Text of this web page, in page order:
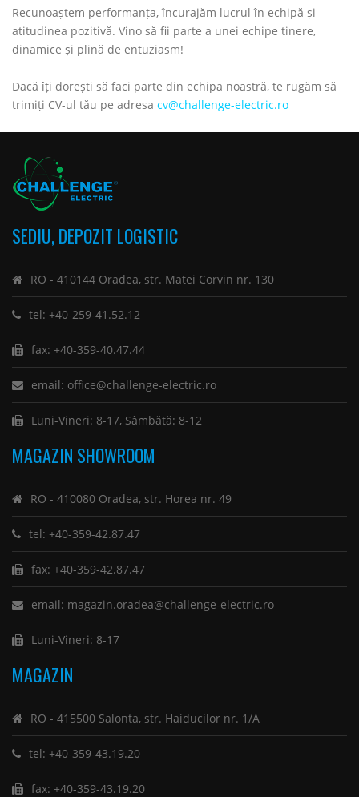
Recunoaștem performanța, încurajăm lucrul în echipă și
atitudinea pozitivă. Vino să fii parte a unei echipe tinere,
dinamice și plină de entuziasm!
Dacă îți dorești să faci parte din echipa noastră, te rugăm să
trimiți CV-ul tău pe adresa cv@challenge-electric.ro
SEDIU, DEPOZIT LOGISTIC
RO - 410144 Oradea, str. Matei Corvin nr. 130
tel: +40-259-41.52.12
fax: +40-359-40.47.44
email: office@challenge-electric.ro
Luni-Vineri: 8-17, Sâmbătă: 8-12
MAGAZIN SHOWROOM
RO - 410080 Oradea, str. Horea nr. 49
tel: +40-359-42.87.47
fax: +40-359-42.87.47
email: magazin.oradea@challenge-electric.ro
Luni-Vineri: 8-17
MAGAZIN
RO - 415500 Salonta, str. Haiducilor nr. 1/A
tel: +40-359-43.19.20
fax: +40-359-43.19.20